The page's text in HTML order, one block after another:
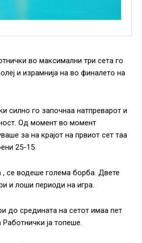
во максимални три сета го
и израмнија на во финалето на
силно го започнаа натпреварот и
Од момент во момент
за на крајот на првиот сет таа
25-15.
, се водеше голема борба. Двете
и лоши периоди на игра.
до средината на сетот имаа пет
ја топеше.